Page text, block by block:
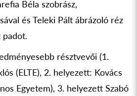
Béla szobrász,
és Teleki Pált ábrázoló réz
résztvevői (1.
(ELTE), 2. helyezett: Kovács
Egyetem), 3. helyezett Szabó